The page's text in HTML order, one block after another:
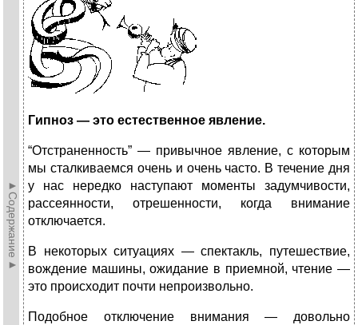
►Содержание►
Гипноз — это естественное явление.
“Отстраненность” — привычное явление, с которым
мы сталкиваемся очень и очень часто. В течение дня
у нас нередко наступают моменты задумчивости,
рассеянности, отрешенности, когда внимание
отключается.
В некоторых ситуациях — спектакль, путешествие,
вождение машины, ожидание в приемной, чтение —
это происходит почти непроизвольно.
Подобное отключение внимания — довольно